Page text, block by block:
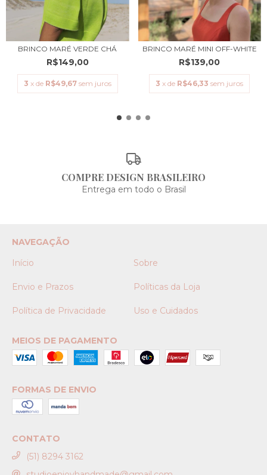
BRINCO MARÉ VERDE CHÁ
R$149,00
3 x de R$49,67 sem juros
BRINCO MARÉ MINI OFF-WHITE
R$139,00
3 x de R$46,33 sem juros
COMPRE DESIGN BRASILEIRO
Entrega em todo o Brasil
NAVEGAÇÃO
Início
Sobre
Envio e Prazos Políticas da Loja
Política de Privacidade Uso e Cuidados
MEIOS DE PAGAMENTO
FORMAS DE ENVIO
CONTATO
(51) 8294 3162